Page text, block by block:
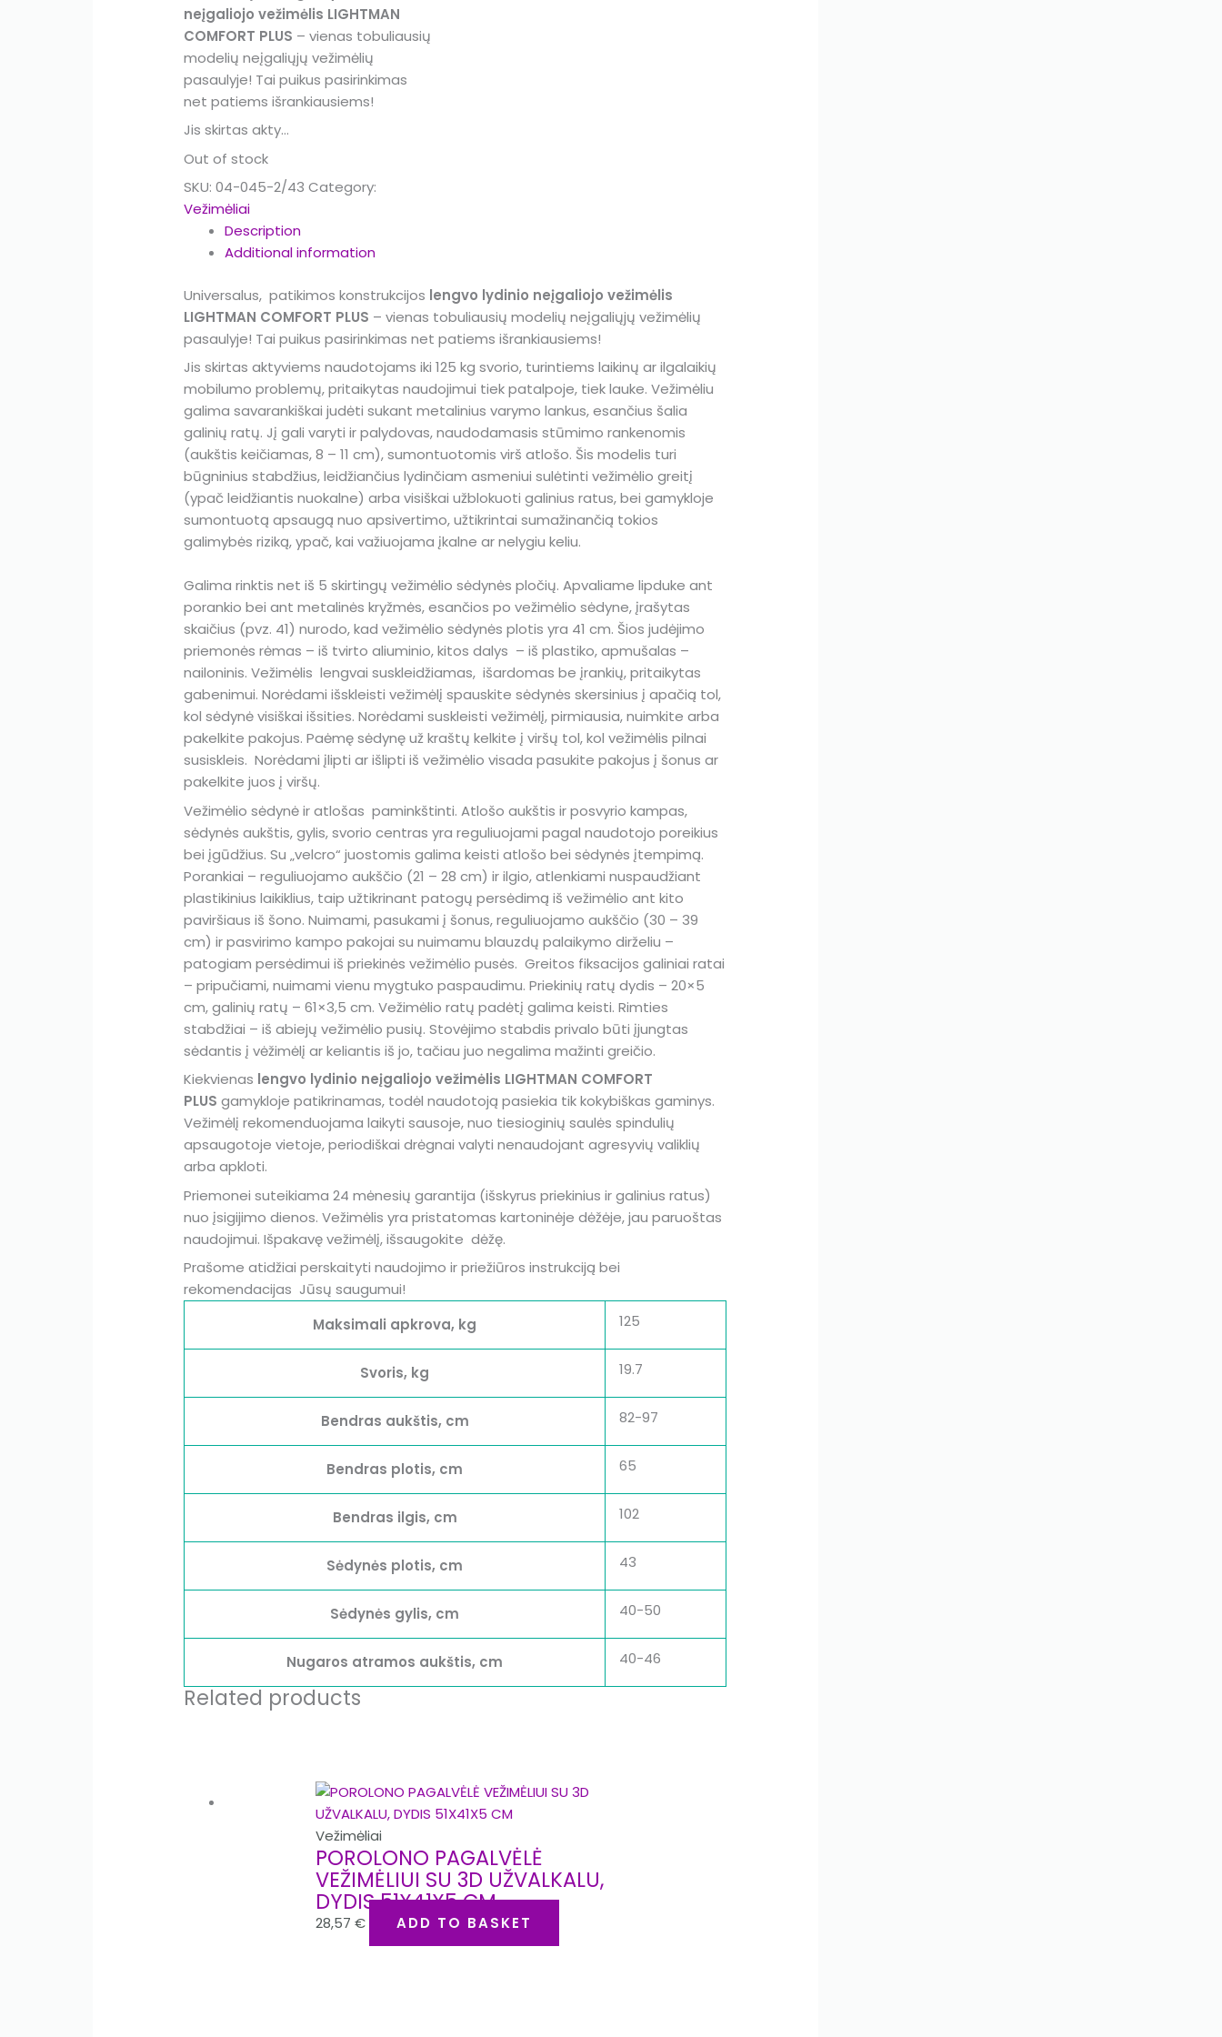
neįgaliojo vežimėlis LIGHTMAN
COMFORT PLUS – vienas tobuliausių
modelių neįgaliųjų vežimėlių
pasaulyje! Tai puikus pasirinkimas
net patiems išrankiausiems!
Jis skirtas akty…
Out of stock
SKU:04-045-2/43 Category:
Vežimėliai
Description
Additional information
Universalus, patikimos konstrukcijos lengvo lydinio neįgaliojo vežimėlis
LIGHTMAN COMFORT PLUS – vienas tobuliausių modelių neįgaliųjų vežimėlių
pasaulyje! Tai puikus pasirinkimas net patiems išrankiausiems!
Jis skirtas aktyviems naudotojams iki 125 kg svorio, turintiems laikinų ar ilgalaikių
mobilumo problemų, pritaikytas naudojimui tiek patalpoje, tiek lauke. Vežimėliu
galima savarankiškai judėti sukant metalinius varymo lankus, esančius šalia
galinių ratų. Jį gali varyti ir palydovas, naudodamasis stūmimo rankenomis
(aukštis keičiamas, 8 – 11 cm), sumontuotomis virš atlošo. Šis modelis turi
būgninius stabdžius, leidžiančius lydinčiam asmeniui sulėtinti vežimėlio greitį
(ypač leidžiantis nuokalne) arba visiškai užblokuoti galinius ratus, bei gamykloje
sumontuotą apsaugą nuo apsivertimo, užtikrintai sumažinančią tokios
galimybės riziką, ypač, kai važiuojama įkalne ar nelygiu keliu.
Galima rinktis net iš 5 skirtingų vežimėlio sėdynės pločių. Apvaliame lipduke ant
porankio bei ant metalinės kryžmės, esančios po vežimėlio sėdyne, įrašytas
skaičius (pvz. 41) nurodo, kad vežimėlio sėdynės plotis yra 41 cm. Šios judėjimo
priemonės rėmas – iš tvirto aliuminio, kitos dalys – iš plastiko, apmušalas –
nailoninis. Vežimėlis lengvai suskleidžiamas, išardomas be įrankių, pritaikytas
gabenimui. Norėdami išskleisti vežimėlį spauskite sėdynės skersinius į apačią tol,
kol sėdynė visiškai išsities. Norėdami suskleisti vežimėlį, pirmiausia, nuimkite arba
pakelkite pakojus. Paėmę sėdynę už kraštų kelkite į viršų tol, kol vežimėlis pilnai
susiskleis. Norėdami įlipti ar išlipti iš vežimėlio visada pasukite pakojus į šonus ar
pakelkite juos į viršų.
Vežimėlio sėdynė ir atlošas paminkštinti. Atlošo aukštis ir posvyrio kampas,
sėdynės aukštis, gylis, svorio centras yra reguliuojami pagal naudotojo poreikius
bei įgūdžius. Su „velcro“ juostomis galima keisti atlošo bei sėdynės įtempimą.
Porankiai – reguliuojamo aukščio (21 – 28 cm) ir ilgio, atlenkiami nuspaudžiant
plastikinius laikiklius, taip užtikrinant patogų persėdimą iš vežimėlio ant kito
paviršiaus iš šono. Nuimami, pasukami į šonus, reguliuojamo aukščio (30 – 39
cm) ir pasvirimo kampo pakojai su nuimamu blauzdų palaikymo dirželiu –
patogiam persėdimui iš priekinės vežimėlio pusės. Greitos fiksacijos galiniai ratai
– pripučiami, nuimami vienu mygtuko paspaudimu. Priekinių ratų dydis – 20×5
cm, galinių ratų – 61×3,5 cm. Vežimėlio ratų padėtį galima keisti. Rimties
stabdžiai – iš abiejų vežimėlio pusių. Stovėjimo stabdis privalo būti įjungtas
sėdantis į vėžimėlį ar keliantis iš jo, tačiau juo negalima mažinti greičio.
Kiekvienas lengvo lydinio neįgaliojo vežimėlis LIGHTMAN COMFORT
PLUS gamykloje patikrinamas, todėl naudotoją pasiekia tik kokybiškas gaminys.
Vežimėlį rekomenduojama laikyti sausoje, nuo tiesioginių saulės spindulių
apsaugotoje vietoje, periodiškai drėgnai valyti nenaudojant agresyvių valiklių
arba apkloti.
Priemonei suteikiama 24 mėnesių garantija (išskyrus priekinius ir galinius ratus)
nuo įsigijimo dienos. Vežimėlis yra pristatomas kartoninėje dėžėje, jau paruoštas
naudojimui. Išpakavę vežimėlį, išsaugokite dėžę.
Prašome atidžiai perskaityti naudojimo ir priežiūros instrukciją bei
rekomendacijas Jūsų saugumui!
Maksimali apkrova, kg
125
Svoris, kg 19.7
Bendras aukštis, cm 82-97
Bendras plotis, cm 65
Bendras ilgis, cm 102
Sėdynės plotis, cm 43
Sėdynės gylis, cm 40-50
Nugaros atramos aukštis, cm 40-46
Related products
Vežimėliai
POROLONO PAGALVĖLĖ
VEŽIMĖLIUI SU 3D UŽVALKALU,
DYDIS 51X41X5 CM
28,57€ ADD TO BASKET